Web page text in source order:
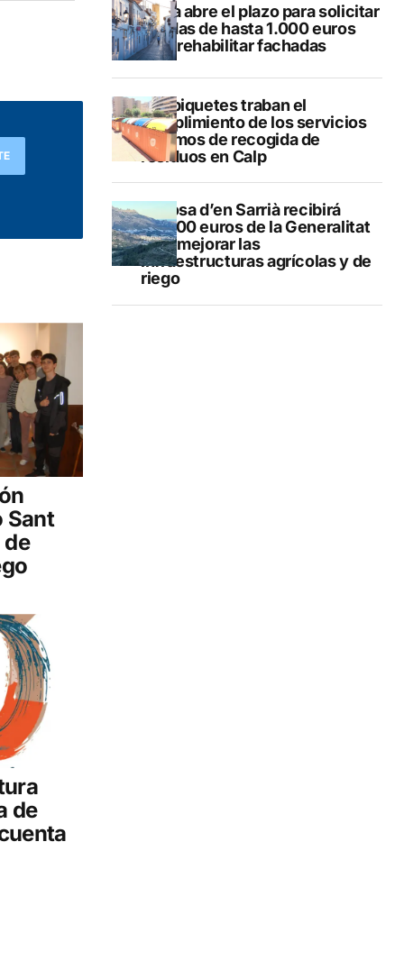
Sant
de
Altea abre el plazo para solicitar
ayudas de hasta 1.000 euros
para rehabilitar fachadas
Los piquetes traban el
cumplimiento de los servicios
mínimos de recogida de
residuos en Calp
Callosa d’en Sarrià recibirá
40.000 euros de la Generalitat
para mejorar las
infraestructuras agrícolas y de
riego